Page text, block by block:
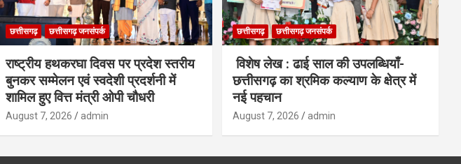
छत्तीसगढ़ छत्तीसगढ़ जनसंपर्क
राष्ट्रीय हथकरघा दिवस पर प्रदेश स्तरीय
बुनकर सम्मेलन एवं स्वदेशी प्रदर्शनी में
शामिल हुए वित्त मंत्री ओपी चौधरी
August 7, 2026 admin
छत्तीसगढ़ छत्तीसगढ़ जनसंपर्क
विशेष लेख : ढाई साल की उपलब्धियाँ-
छत्तीसगढ़ का श्रमिक कल्याण के क्षेत्र में
नई पहचान
August 7, 2026 admin